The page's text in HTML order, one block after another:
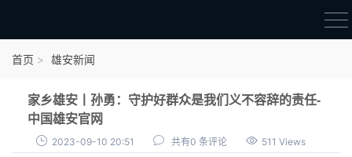
审核通过公示
首页 雄安新闻
家乡雄安丨孙勇：守护好群众是我们义不容辞的责任-
中国雄安官网
2023-09-10 20:51 共有0 条评论 511 Views